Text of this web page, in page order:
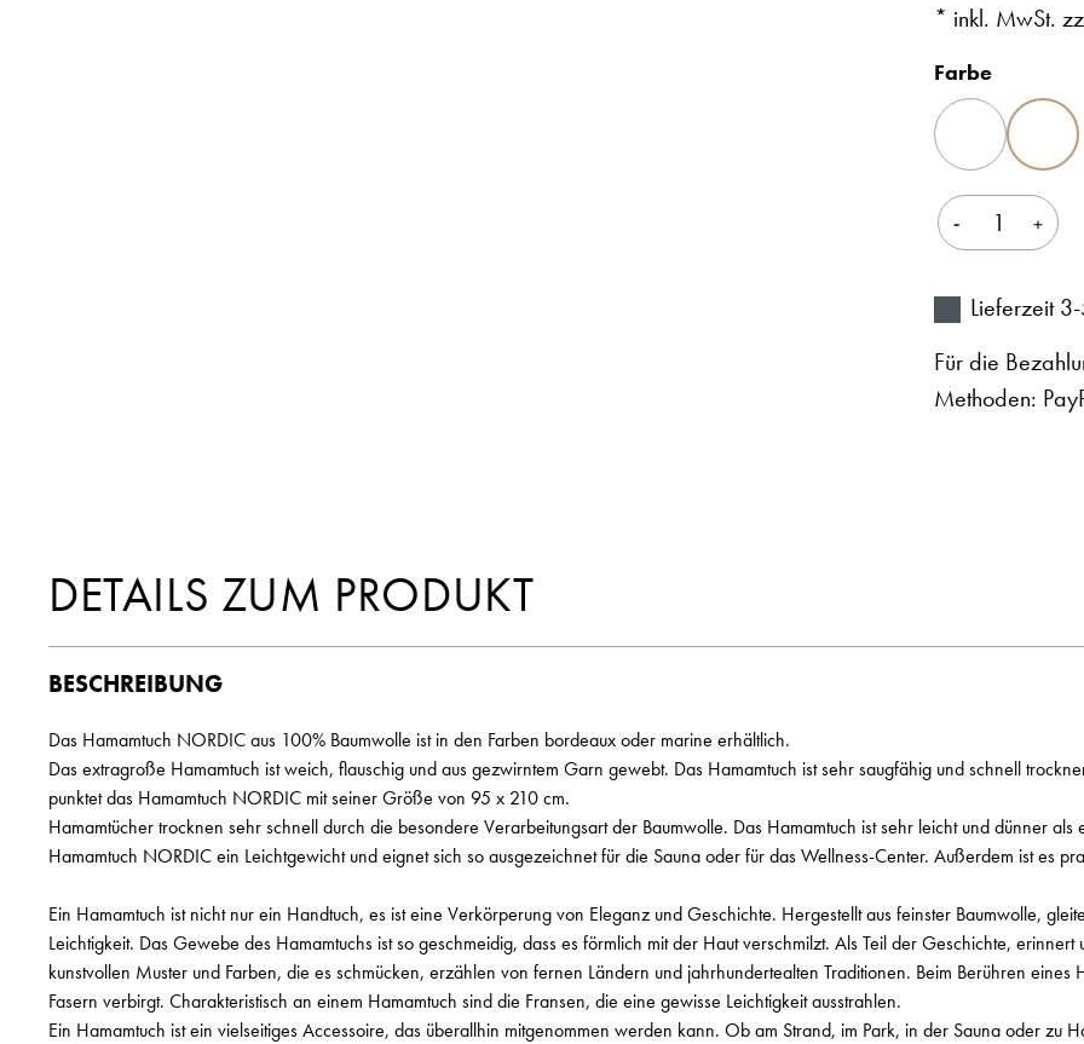
* inkl. MwSt.
Farbe
BORDEAUXMARINE
Produkt
Lieferzeit
Für die
Methoden:
DETAILS ZUM PRODUKT
BESCHREIBUNG
Das Hamamtuch NORDIC aus 100% Baumwolle ist in den Farben bordeaux oder marine erhältlich.
Das extragroße Hamamtuch ist weich, flauschig und aus gezwirntem Garn gewebt. Das Hamamtuch ist sehr saugfähig und schnell
punktet das Hamamtuch NORDIC mit seiner Größe von 95 x 210 cm.
Hamamtücher trocknen sehr schnell durch die besondere Verarbeitungsart der Baumwolle. Das Hamamtuch ist sehr leicht und dünner
Hamamtuch NORDIC ein Leichtgewicht und eignet sich so ausgezeichnet für die Sauna oder für das Wellness-Center. Außerdem ist es
Ein Hamamtuch ist nicht nur ein Handtuch, es ist eine Verkörperung von Eleganz und Geschichte. Hergestellt aus feinster Baumwolle,
Leichtigkeit. Das Gewebe des Hamamtuchs ist so geschmeidig, dass es förmlich mit der Haut verschmilzt. Als Teil der Geschichte,
kunstvollen Muster und Farben, die es schmücken, erzählen von fernen Ländern und jahrhundertealten Traditionen. Beim Berühren
Fasern verbirgt. Charakteristisch an einem Hamamtuch sind die Fransen, die eine gewisse Leichtigkeit ausstrahlen.
Ein Hamamtuch ist ein vielseitiges Accessoire, das überallhin mitgenommen werden kann. Ob am Strand, im Park, in der Sauna oder zu